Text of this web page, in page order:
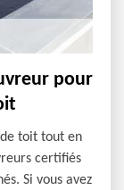
pour
de toit tout en
certifiés
Si vous avez